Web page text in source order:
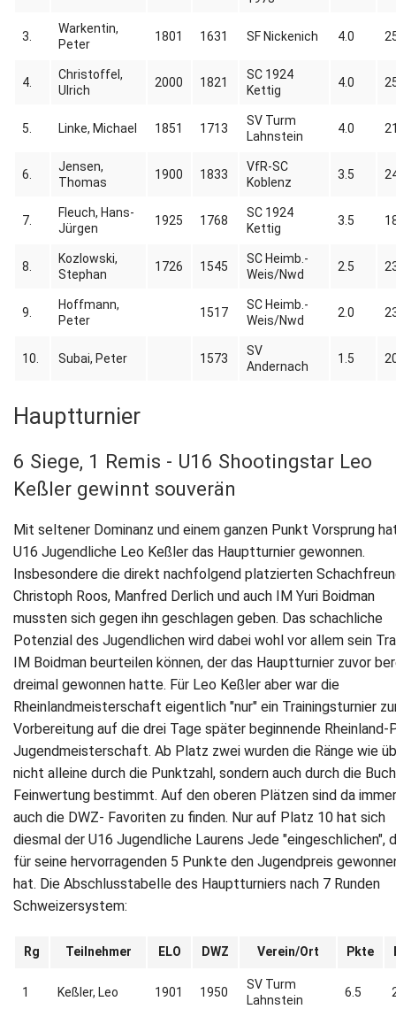
3.
Warkentin,
Peter
1801 1631 SF Nickenich 4.0
4.
Christoffel,
Ulrich
2000 1821
SC 1924
Kettig
4.0
5. Linke, Michael 1851 1713
SV Turm
Lahnstein
4.0
6.
Jensen,
Thomas
1900 1833
VfR-SC
Koblenz
3.5
7.
Fleuch, Hans-
Jürgen
1925 1768
SC 1924
Kettig
3.5
8.
Kozlowski,
Stephan
1726 1545
SC Heimb.-
Weis/Nwd
2.5
9.
Hoffmann,
Peter
1517
SC Heimb.-
Weis/Nwd
2.0
10. Subai, Peter 1573
SV
Andernach
1.5
Hauptturnier
6 Siege, 1 Remis - U16 Shootingstar Leo
Keßler gewinnt souverän
Mit seltener Dominanz und einem ganzen Punkt Vorsprung
U16 Jugendliche Leo Keßler das Hauptturnier gewonnen.
Insbesondere die direkt nachfolgend platzierten
Christoph Roos, Manfred Derlich und auch IM Yuri Boidman
mussten sich gegen ihn geschlagen geben. Das schachliche
Potenzial des Jugendlichen wird dabei wohl vor allem sein
IM Boidman beurteilen können, der das Hauptturnier zuvor
dreimal gewonnen hatte. Für Leo Keßler aber war die
Rheinlandmeisterschaft eigentlich "nur" ein Trainingsturnier
Vorbereitung auf die drei Tage später beginnende Rheinland-
Jugendmeisterschaft. Ab Platz zwei wurden die Ränge wie
nicht alleine durch die Punktzahl, sondern auch durch die
Feinwertung bestimmt. Auf den oberen Plätzen sind da immer
auch die DWZ- Favoriten zu finden. Nur auf Platz 10 hat sich
diesmal der U16 Jugendliche Laurens Jede "eingeschlichen",
für seine hervorragenden 5 Punkte den Jugendpreis
hat. Die Abschlusstabelle des Hauptturniers nach 7 Runden
Schweizersystem:
Rg Teilnehmer ELO DWZ Verein/Ort Pkte
1 Keßler, Leo 1901 1950
SV Turm
Lahnstein
6.5